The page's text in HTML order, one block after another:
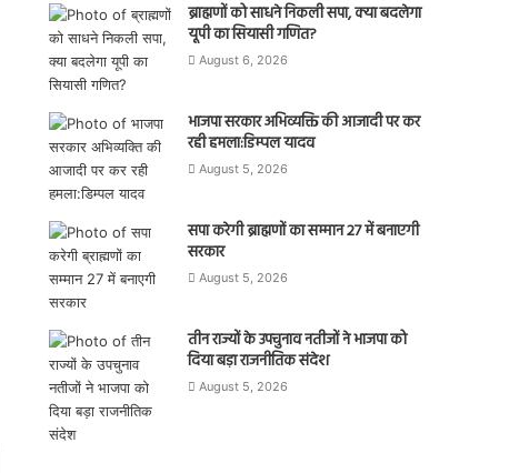
ब्राह्मणों को साधने निकली सपा, क्या बदलेगा
यूपी का सियासी गणित?
August 6, 2026
भाजपा सरकार अभिव्यक्ति की आजादी पर कर
रही हमला:डिम्पल यादव
August 5, 2026
सपा करेगी ब्राह्मणों का सम्मान 27 में बनाएगी
सरकार
August 5, 2026
तीन राज्यों के उपचुनाव नतीजों ने भाजपा को
दिया बड़ा राजनीतिक संदेश
August 5, 2026